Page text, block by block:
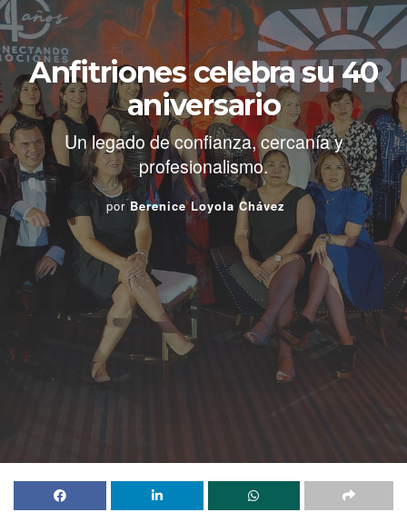
Anfitriones celebra su 40
aniversario
Un legado de confianza, cercanía y
profesionalismo.
por Berenice Loyola Chávez